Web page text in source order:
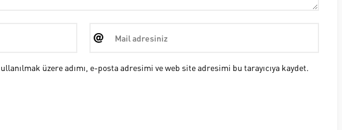
üzere adımı, e-posta adresimi ve web site adresimi bu tarayıcıya kaydet.